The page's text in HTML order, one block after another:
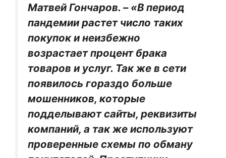
Матвей Гончаров. – «В период
пандемии растет число таких
покупок и неизбежно
возрастает процент брака
товаров и услуг. Так же в сети
появилось гораздо больше
мошенников, которые
подделывают сайты, реквизиты
компаний, а так же используют
проверенные схемы по обману